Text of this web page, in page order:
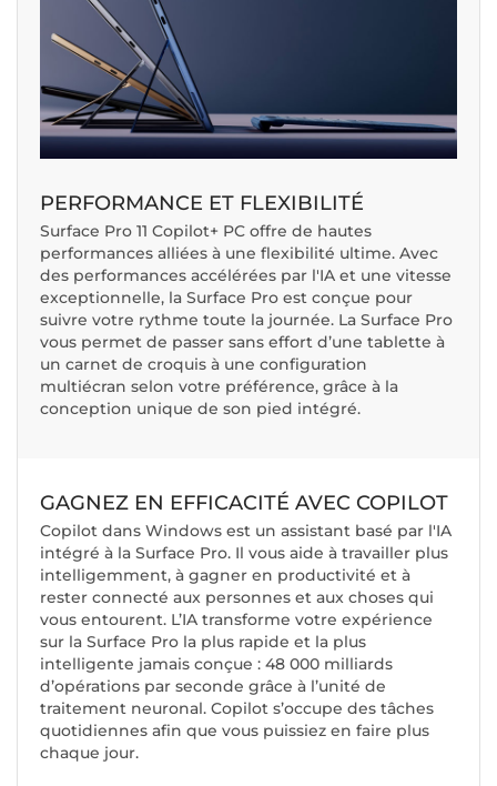
PERFORMANCE ET FLEXIBILITÉ
Surface Pro 11 Copilot+ PC offre de hautes
performances alliées à une flexibilité ultime. Avec
des performances accélérées par l'IA et une vitesse
exceptionnelle, la Surface Pro est conçue pour
suivre votre rythme toute la journée. La Surface Pro
vous permet de passer sans effort d’une tablette à
un carnet de croquis à une configuration
multiécran selon votre préférence, grâce à la
conception unique de son pied intégré.
GAGNEZ EN EFFICACITÉ AVEC COPILOT
Copilot dans Windows est un assistant basé par l'IA
intégré à la Surface Pro. Il vous aide à travailler plus
intelligemment, à gagner en productivité et à
rester connecté aux personnes et aux choses qui
vous entourent. L’IA transforme votre expérience
sur la Surface Pro la plus rapide et la plus
intelligente jamais conçue : 48 000 milliards
d’opérations par seconde grâce à l’unité de
traitement neuronal. Copilot s’occupe des tâches
quotidiennes afin que vous puissiez en faire plus
chaque jour.